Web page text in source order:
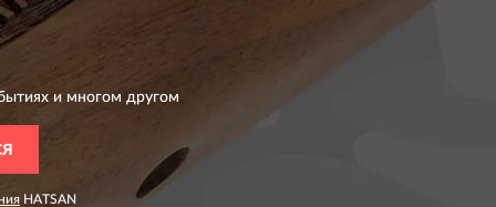
и многом другом
HATSAN